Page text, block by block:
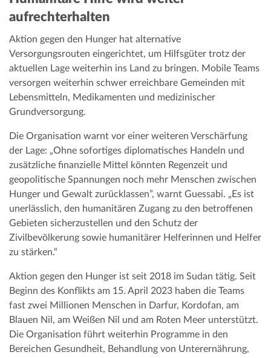
aufrechterhalten
Aktion gegen den Hunger hat alternative
Versorgungsrouten eingerichtet, um Hilfsgüter trotz der
aktuellen Lage weiterhin ins Land zu bringen. Mobile Teams
versorgen weiterhin schwer erreichbare Gemeinden mit
Lebensmitteln, Medikamenten und medizinischer
Grundversorgung.
Die Organisation warnt vor einer weiteren Verschärfung
der Lage: „Ohne sofortiges diplomatisches Handeln und
zusätzliche finanzielle Mittel könnten Regenzeit und
geopolitische Spannungen noch mehr Menschen zwischen
Hunger und Gewalt zurücklassen”, warnt Guessabi. „Es ist
unerlässlich, den humanitären Zugang zu den betroffenen
Gebieten sicherzustellen und den Schutz der
Zivilbevölkerung sowie humanitärer Helferinnen und Helfer
zu stärken.“
Aktion gegen den Hunger ist seit 2018 im Sudan tätig. Seit
Beginn des Konflikts am 15. April 2023 haben die Teams
fast zwei Millionen Menschen in Darfur, Kordofan, am
Blauen Nil, am Weißen Nil und am Roten Meer unterstützt.
Die Organisation führt weiterhin Programme in den
Bereichen Gesundheit, Behandlung von Unterernährung,